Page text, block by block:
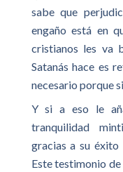
sabe que
engaño está en
cristianos les va
Satanás hace es
necesario porque
Y si a eso le
tranquilidad
gracias a su éxito
Este testimonio de